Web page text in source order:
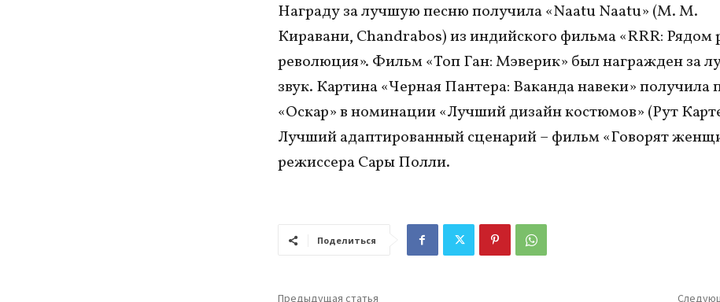
Награду за лучшую песню получила «Naatu Naatu» (М. М.
Киравани, Chandrabos) из индийского фильма «RRR: Рядом
революция». Фильм «Топ Ган: Мэверик» был награжден за
звук. Картина «Черная Пантера: Ваканда навеки» получила
«Оскар» в номинации «Лучший дизайн костюмов» (Рут
Лучший адаптированный сценарий – фильм «Говорят
режиссера Сары Полли.
Поделиться
Предыдущая статья